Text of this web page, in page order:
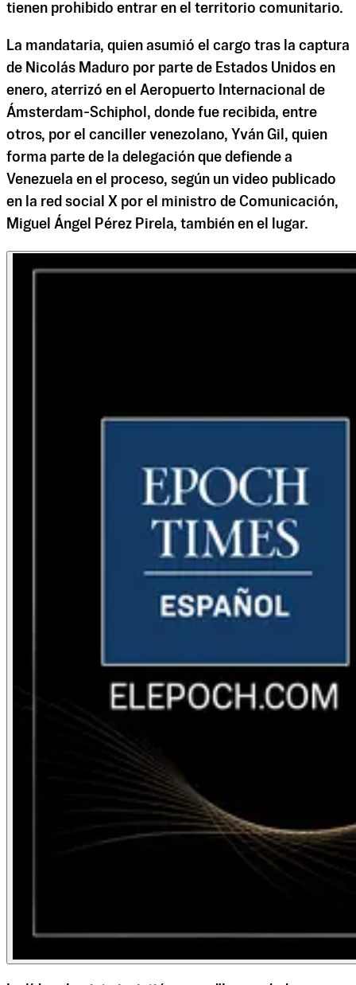
tienen prohibido entrar en el territorio comunitario.
La mandataria, quien asumió el cargo tras la captura
de Nicolás Maduro por parte de Estados Unidos en
enero, aterrizó en el Aeropuerto Internacional de
Ámsterdam-Schiphol, donde fue recibida, entre
otros, por el canciller venezolano, Yván Gil, quien
forma parte de la delegación que defiende a
Venezuela en el proceso, según un video publicado
en la red social X por el ministro de Comunicación,
Miguel Ángel Pérez Pirela, también en el lugar.